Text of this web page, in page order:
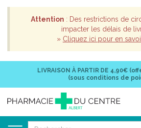
Attention : Des restrictions de
impacter les délais de
» Cliquez ici pour en
LIVRAISON À PARTIR DE 4,90€
(sous conditions de